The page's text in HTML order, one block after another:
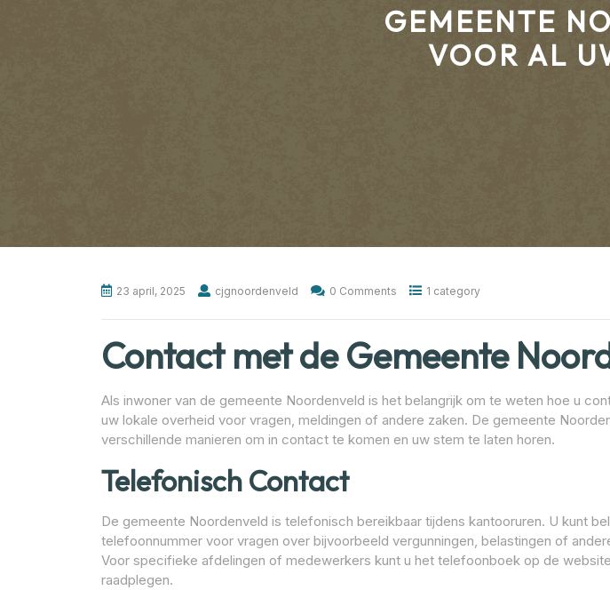
GEMEENTE
VOOR AL
23 april, 2025 cjgnoordenveld 0 Comments 1 category
Contact met de Gemeente
Als inwoner van de gemeente Noordenveld is het belangrijk om te weten hoe u
uw lokale overheid voor vragen, meldingen of andere zaken. De gemeente
verschillende manieren om in contact te komen en uw stem te laten horen.
Telefonisch Contact
De gemeente Noordenveld is telefonisch bereikbaar tijdens kantooruren. U kunt
telefoonnummer voor vragen over bijvoorbeeld vergunningen, belastingen of
Voor specifieke afdelingen of medewerkers kunt u het telefoonboek op de
raadplegen.